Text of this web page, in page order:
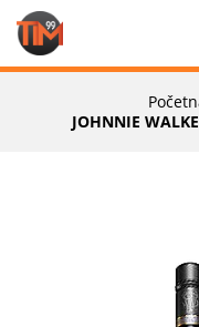
JOHNNIE